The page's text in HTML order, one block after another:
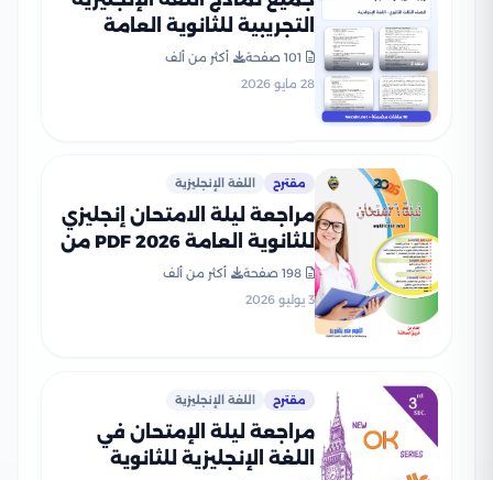
التجريبية للثانوية العامة
2026 من وزارة التربية
والتعليم PDF
101 صفحة
أكثر من ألف
28 مايو 2026
مقترح اللغة الإنجليزية
مراجعة ليلة الامتحان إنجليزي
للثانوية العامة 2026 PDF من
كتاب العمالقة مع الإجابات
النموذجية
198 صفحة
أكثر من ألف
3 يوليو 2026
مقترح اللغة الإنجليزية
مراجعة ليلة الإمتحان في
اللغة الإنجليزية للثانوية